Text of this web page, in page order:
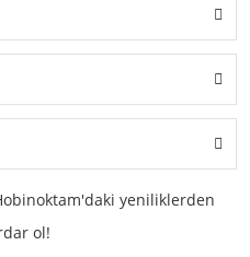
yeniliklerden
ol!